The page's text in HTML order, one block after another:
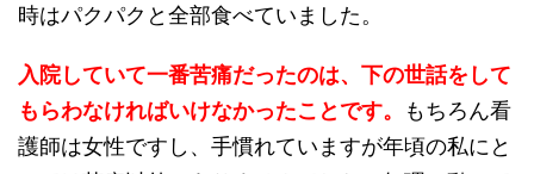
時はパクパクと全部食べていました。
入院していて一番苦痛だったのは、下の世話をして
もらわなければいけなかったことです。
もちろん看
護師は女性ですし、手慣れていますが年頃の私にと